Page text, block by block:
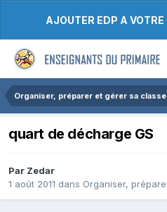
AJOUTER EDP A
Organiser, préparer et gérer sa classe
quart de décharge GS
Par Zedar
1 août 2011 dans Organiser,